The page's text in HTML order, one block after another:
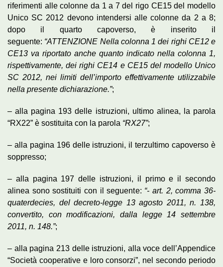
riferimenti alle colonne da 1 a 7 del rigo CE15 del modello
Unico SC 2012 devono intendersi alle colonne da 2 a 8;
dopo il quarto capoverso, è inserito il
seguente: “ATTENZIONE Nella colonna 1 dei righi CE12 e
CE13 va riportato anche quanto indicato nella colonna 1,
rispettivamente, dei righi CE14 e CE15 del modello Unico
SC 2012, nei limiti dell’importo effettivamente utilizzabile
nella presente dichiarazione.”;
– alla pagina 193 delle istruzioni, ultimo alinea, la parola
“RX22” è sostituita con la parola “RX27”;
– alla pagina 196 delle istruzioni, il terzultimo capoverso è
soppresso;
– alla pagina 197 delle istruzioni, il primo e il secondo
alinea sono sostituiti con il seguente: “- art. 2, comma 36-
quaterdecies, del decreto-legge 13 agosto 2011, n. 138,
convertito, con modificazioni, dalla legge 14 settembre
2011, n. 148.”;
– alla pagina 213 delle istruzioni, alla voce dell’Appendice
“Società cooperative e loro consorzi”, nel secondo periodo